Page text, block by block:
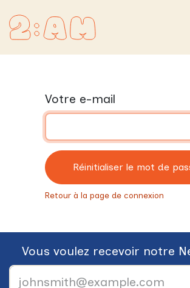
Votre e-mail
Réinitialiser le mot de
Retour à la page de connexion
Vous voulez recevoir notre